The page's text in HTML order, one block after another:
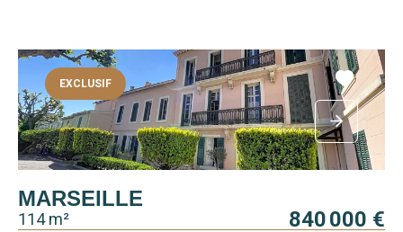
EXCLUSIF
MARSEILLE
114 m² 840 000 €